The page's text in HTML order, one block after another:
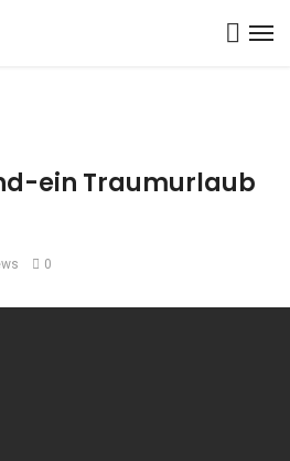
ein Traumurlaub
0